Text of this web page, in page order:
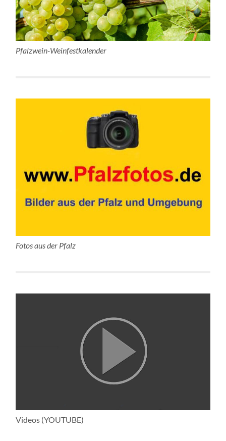
Pfalzwein-Weinfestkalender
Fotos aus der Pfalz
Videos (YOUTUBE)